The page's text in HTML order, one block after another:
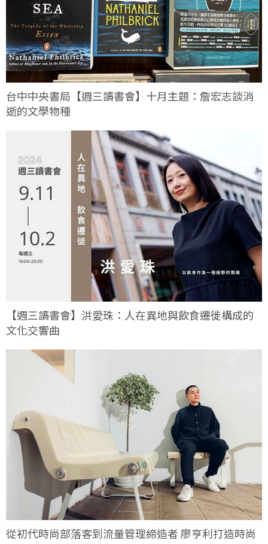
台中中央書局【週三讀書會】十月主題：詹宏志談消
逝的文學物種
【週三讀書會】洪愛珠：人在異地與飲食遷徙構成的
文化交響曲
從初代時尚部落客到流量管理締造者 廖亨利打造時尚